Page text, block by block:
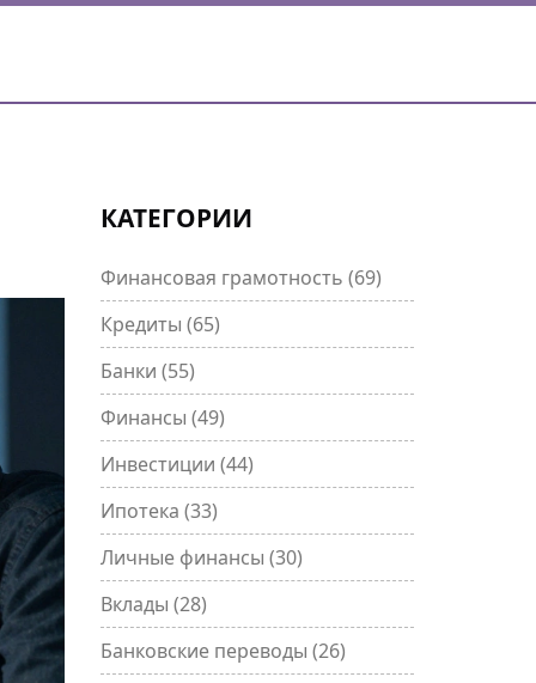
КАТЕГОРИИ
Финансовая грамотность (69)
Кредиты (65)
Банки (55)
Финансы (49)
Инвестиции (44)
Ипотека (33)
Личные финансы (30)
Вклады (28)
Банковские переводы (26)